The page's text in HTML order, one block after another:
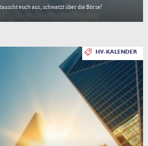
euch aus, schwatzt über die Börse!
HV-KALENDER